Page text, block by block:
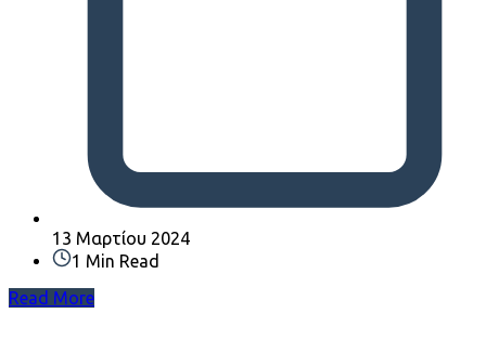
13 Μαρτίου 2024
1 Min Read
Read More